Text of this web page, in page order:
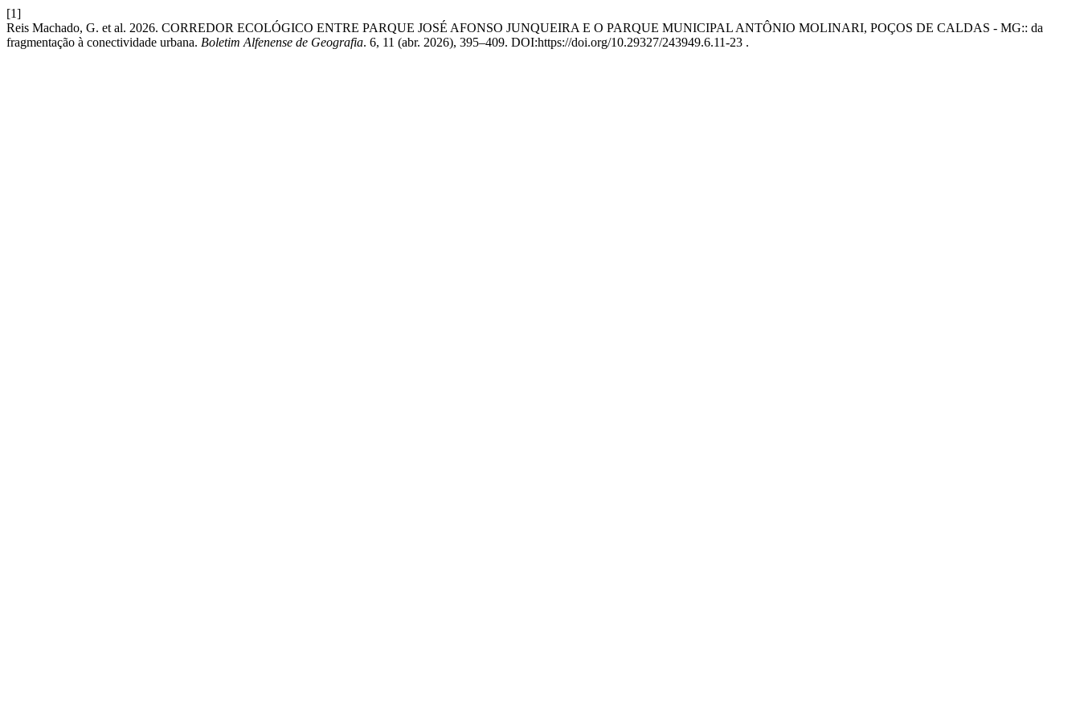
[1]
Reis Machado, G. et al. 2026. CORREDOR ECOLÓGICO ENTRE PARQUE JOSÉ AFONSO JUNQUEIRA E O PARQUE MUNICIPAL ANTÔNIO MOLINARI, POÇOS DE CALDAS - MG:: da
fragmentação à conectividade urbana. Boletim Alfenense de Geografia. 6, 11 (abr. 2026), 395–409. DOI:https://doi.org/10.29327/243949.6.11-23 .